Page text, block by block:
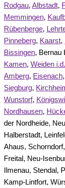
Rodgau, Albstadt,
Memmingen,
Rübenberge,
Pinneberg, Kaarst,
Bissingen, Bernau
Kamen, Weiden
Amberg, Eisenach,
Siegburg,
Wunstorf,
Nordhausen,
der Nordheide,
Halberstadt,
Ahaus,
Freital, Neu-
Ilmenau, Stendal,
Kamp-Lintfort,